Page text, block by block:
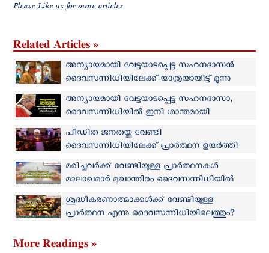
Please Like us for more articles
Related Articles »
അന്യായമായി വേട്ടയാടപ്പെട്ട സഹനദാസൻ
ദൈവസന്നിധിയിലേക്ക് യാത്രയായിട്ട് മൂന്നു
വർഷം
അന്യായമായി വേട്ടയാടപ്പെട്ട സഹനദാസാ,
ദൈവസന്നിധിയിൽ ഇനി ശാന്തമായി
വിശ്രമിക്കുക..!
പീഡിത ജനതയ്ക്കു വേണ്ടി
ദൈവസന്നിധിയിലേക്ക് പ്രാർത്ഥന ഉയർത്തി
വിയറ്റ്നാം
മരിച്ചവര്‍ക്ക് വേണ്ടിയുള്ള പ്രാര്‍ത്ഥനകള്‍
മാലാഖമാര്‍ മുഖാന്തിരം ദൈവസന്നിധിയില്‍
എത്തിക്കുക
ശുദ്ധീകരണാത്മാക്കള്‍ക്ക് വേണ്ടിയുള്ള
പ്രാര്‍ത്ഥന എന്നു ദൈവസന്നിധിയിലെത്തും?
More Readings »